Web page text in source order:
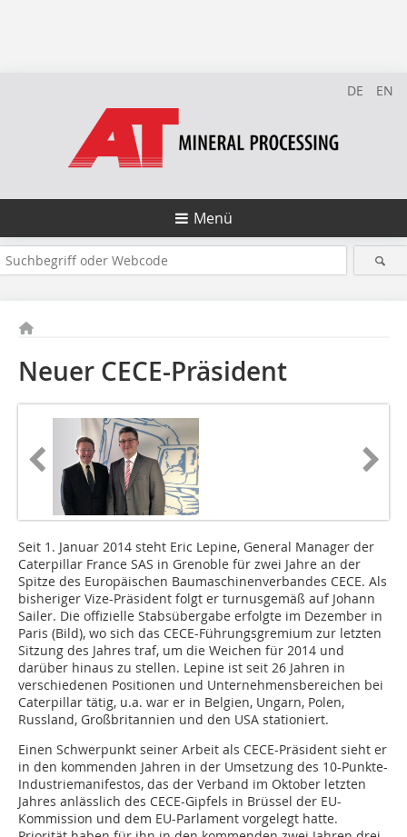
DE EN
Menü
Neuer CECE-Präsident
Seit 1. Januar 2014 steht Eric Lepine, General Manager der
Caterpillar France SAS in Grenoble für zwei Jahre an der
Spitze des Europäischen Baumaschinenverbandes CECE. Als
bisheriger Vize-Präsident folgt er turnusgemäß auf Johann
Sailer. Die offizielle Stabsübergabe erfolgte im Dezember in
Paris (Bild), wo sich das CECE-Führungsgremium zur letzten
Sitzung des Jahres traf, um die Weichen für 2014 und
darüber hinaus zu stellen. Lepine ist seit 26 Jahren in
verschiedenen Positionen und Unternehmensbereichen bei
Caterpillar tätig, u.a. war er in Belgien, Ungarn, Polen,
Russland, Großbritannien und den USA stationiert.
Einen Schwerpunkt seiner Arbeit als CECE-Präsident sieht er
in den kommenden Jahren in der Umsetzung des 10-Punkte-
Industriemanifestos, das der Verband im Oktober letzten
Jahres anlässlich des CECE-Gipfels in Brüssel der EU-
Kommission und dem EU-Parlament vorgelegt hatte.